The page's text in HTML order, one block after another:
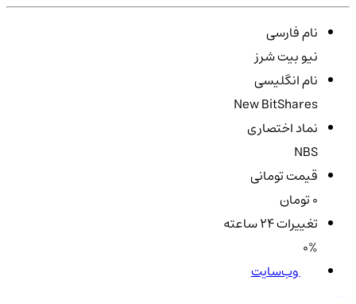
نام فارسی
نیو بیت شرز
نام انگلیسی
New BitShares
نماد اختصاری
NBS
قیمت تومانی
تغییرات ۲۴ ساعته
0%
وب‌سایت